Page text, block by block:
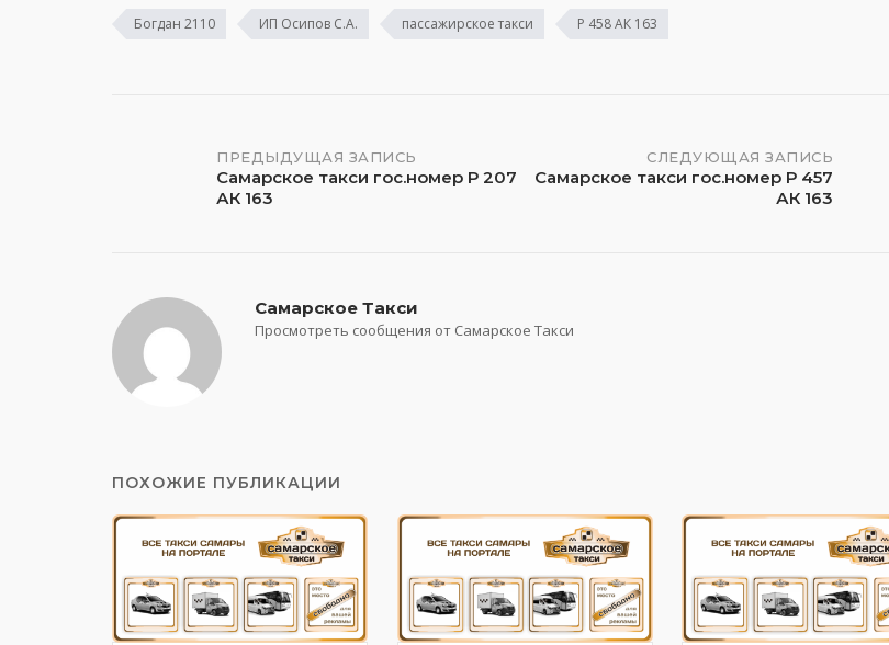
Богдан 2110 ИП Осипов С.А. пассажирское такси Р 458 АК 163
НавигацияПРЕДЫДУЩАЯ ЗАПИСЬ
Самарское такси гос.номер Р 207
АК 163
СЛЕДУЮЩАЯ ЗАПИСЬ
Самарское такси гос.номер Р 457
АК 163
Самарское Такси
Просмотреть сообщения от Самарское Такси
ПОХОЖИЕ ПУБЛИКАЦИИ